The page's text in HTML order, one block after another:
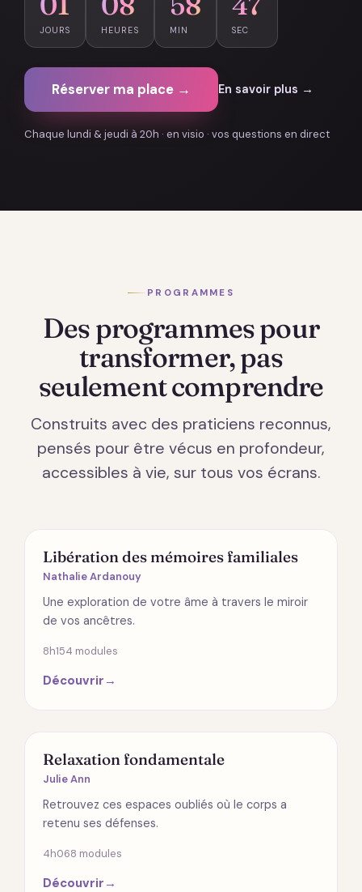
JOURS HEURES MIN SEC
Réserver ma place → En savoir plus →
Chaque lundi & jeudi à 20h · en visio · vos questions en direct
PROGRAMMES
Des programmes pour
transformer, pas
seulement comprendre
Construits avec des praticiens reconnus,
pensés pour être vécus en profondeur,
accessibles à vie, sur tous vos écrans.
ÉMOTIONS
Libération des mémoires familiales
Nathalie Ardanouy
Une exploration de votre âme à travers le miroir
de vos ancêtres.
8h154 modules
Découvrir →
SPIRITUALITÉ
Relaxation fondamentale
Julie Ann
Retrouvez ces espaces oubliés où le corps a
retenu ses défenses.
4h068 modules
Découvrir →